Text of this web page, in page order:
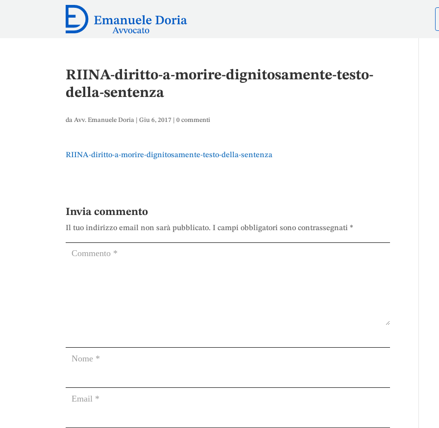
RIINA-diritto-a-morire-dignitosamente-testo-
della-sentenza
daAvv. Emanuele Doria |Giu 6, 2017 |0 commenti
RIINA-diritto-a-morire-dignitosamente-testo-della-sentenza
Invia commento
Il tuo indirizzo email non sarà pubblicato. I campi obbligatori sono contrassegnati*